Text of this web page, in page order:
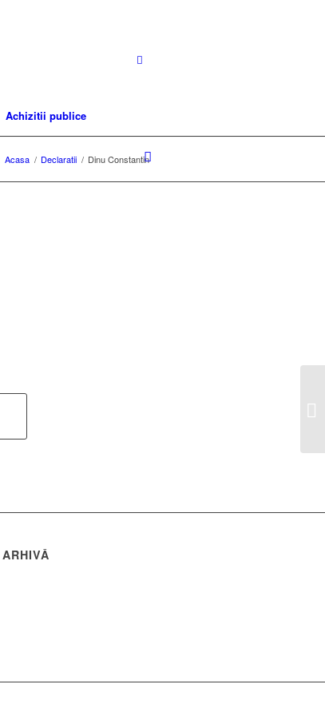
Achizitii publice
Acasa / Declaratii / Dinu Constantin
ARHIVĂ